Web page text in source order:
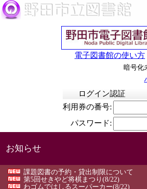
電子図書館の使い方
暗号化
お知らせ
課題図書の予約・貸出制限について
第5回せきやど将棋まつり(8/22)
わゴムではしるスーパーカー(8/22)